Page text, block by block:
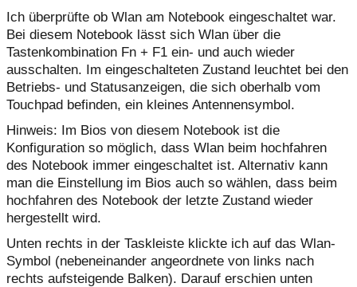
Ich überprüfte ob Wlan am Notebook eingeschaltet war.
Bei diesem Notebook lässt sich Wlan über die
Tastenkombination Fn + F1 ein- und auch wieder
ausschalten. Im eingeschalteten Zustand leuchtet bei den
Betriebs- und Statusanzeigen, die sich oberhalb vom
Touchpad befinden, ein kleines Antennensymbol.
Hinweis: Im Bios von diesem Notebook ist die
Konfiguration so möglich, dass Wlan beim hochfahren
des Notebook immer eingeschaltet ist. Alternativ kann
man die Einstellung im Bios auch so wählen, dass beim
hochfahren des Notebook der letzte Zustand wieder
hergestellt wird.
Unten rechts in der Taskleiste klickte ich auf das Wlan-
Symbol (nebeneinander angeordnete von links nach
rechts aufsteigende Balken). Darauf erschien unten